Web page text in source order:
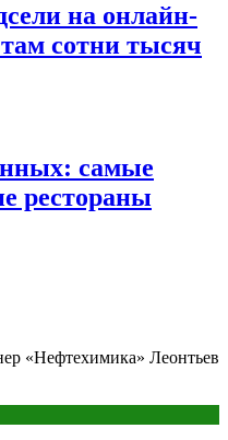
на онлайн-
сотни тысяч
самые
рестораны
«Нефтехимика» Леонтьев